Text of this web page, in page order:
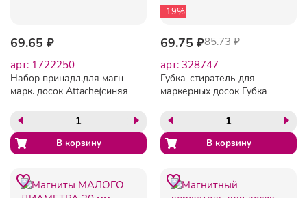
69.65 ₽
арт: 1722250
Набор принадл.для магн-
марк. досок Attache(синяя
30мм,ассорт)
-19%
69.75 ₽85.73 ₽
арт: 328747
Губка-стиратель для
маркерных досок Губка